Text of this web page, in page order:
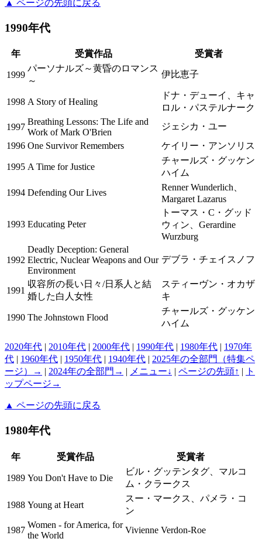
▲ ページの先頭に戻る
1990年代
年 受賞作品 受賞者
1999
パーソナルズ～黄昏のロマンス
～
伊比恵子
1998 A Story of Healing
ドナ・デューイ、キャ
ロル・パステルナーク
1997
Breathing Lessons: The Life and
Work of Mark O'Brien
ジェシカ・ユー
1996 One Survivor Remembers ケイリー・アンソリス
1995 A Time for Justice
チャールズ・グッケン
ハイム
1994 Defending Our Lives
Renner Wunderlich、
Margaret Lazarus
1993 Educating Peter
トーマス・C・グッド
ウィン、Gerardine
Wurzburg
1992
Deadly Deception: General
Electric, Nuclear Weapons and Our
Environment
デブラ・チェイスノフ
1991
収容所の長い日々/日系人と結
婚した白人女性
スティーヴン・オカザ
キ
1990 The Johnstown Flood
チャールズ・グッケン
ハイム
2020年代 | 2010年代 | 2000年代 | 1990年代 | 1980年代 | 1970年
代 | 1960年代 | 1950年代 | 1940年代 | 2025年の全部門（特集ペ
ージ）→ | 2024年の全部門→ | メニュー↓ | ページの先頭↑ |
ト
ップページ→
▲ ページの先頭に戻る
1980年代
年 受賞作品 受賞者
1989 You Don't Have to Die
ビル・グッテンタグ、マルコ
ム・クラークス
1988 Young at Heart
スー・マークス、パメラ・コ
ン
1987
Women - for America, for
the World
Vivienne Verdon-Roe